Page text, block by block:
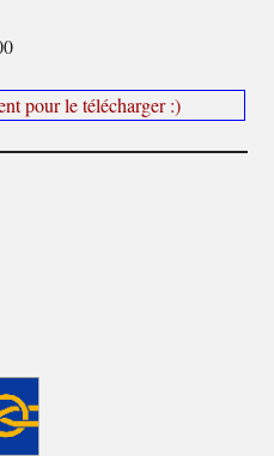
pour le télécharger :)